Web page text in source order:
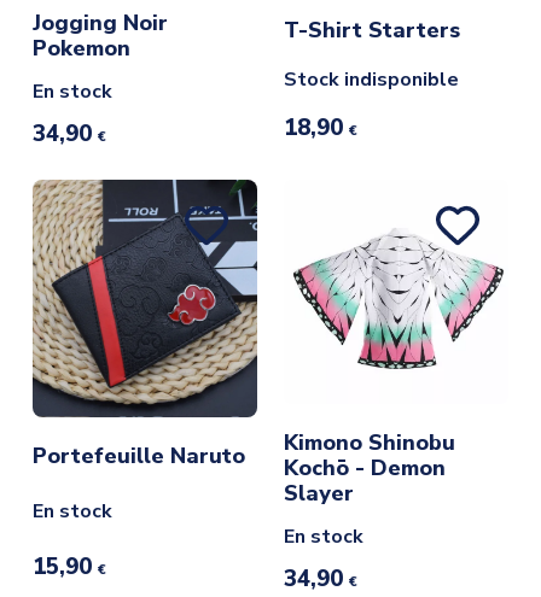
Jogging Noir
Pokemon
En stock
34,90 €
T-Shirt Starters
Stock indisponible
18,90 €
Portefeuille Naruto
En stock
15,90 €
Kimono Shinobu
Kochō - Demon
Slayer
En stock
34,90 €